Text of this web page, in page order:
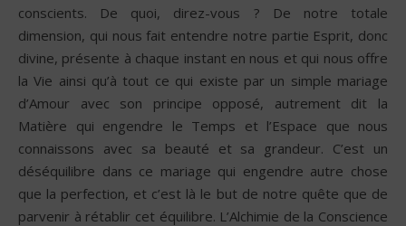
conscients. De quoi, direz-vous ? De notre totale
dimension, qui nous fait entendre notre partie Esprit, donc
divine, présente à chaque instant en nous et qui nous offre
la Vie ainsi qu’à tout ce qui existe par un simple mariage
d’Amour avec son principe opposé, autrement dit la
Matière qui engendre le Temps et l’Espace que nous
connaissons avec sa beauté et sa grandeur. C’est un
déséquilibre dans ce mariage qui engendre autre chose
que la perfection, et c’est là le but de notre quête que de
parvenir à rétablir cet équilibre. L’Alchimie de la Conscience